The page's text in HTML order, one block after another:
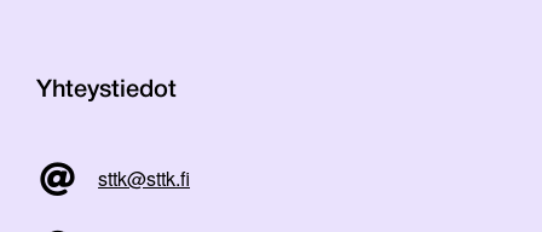
Yhteystiedot
sttk@sttk.fi